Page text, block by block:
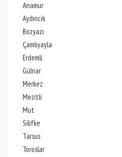
Anamur
Aydıncık
Bozyazı
Çamlıyayla
Erdemli
Gülnar
Merkez
Mezitli
Mut
Silifke
Tarsus
Toroslar